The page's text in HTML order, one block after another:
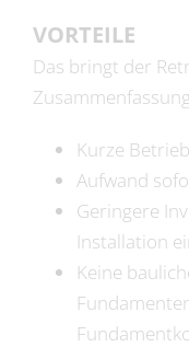
VORTEILE
Das bringt der
Zusammenfassung
Kurze
Aufwand
Geringere
Installation
Keine